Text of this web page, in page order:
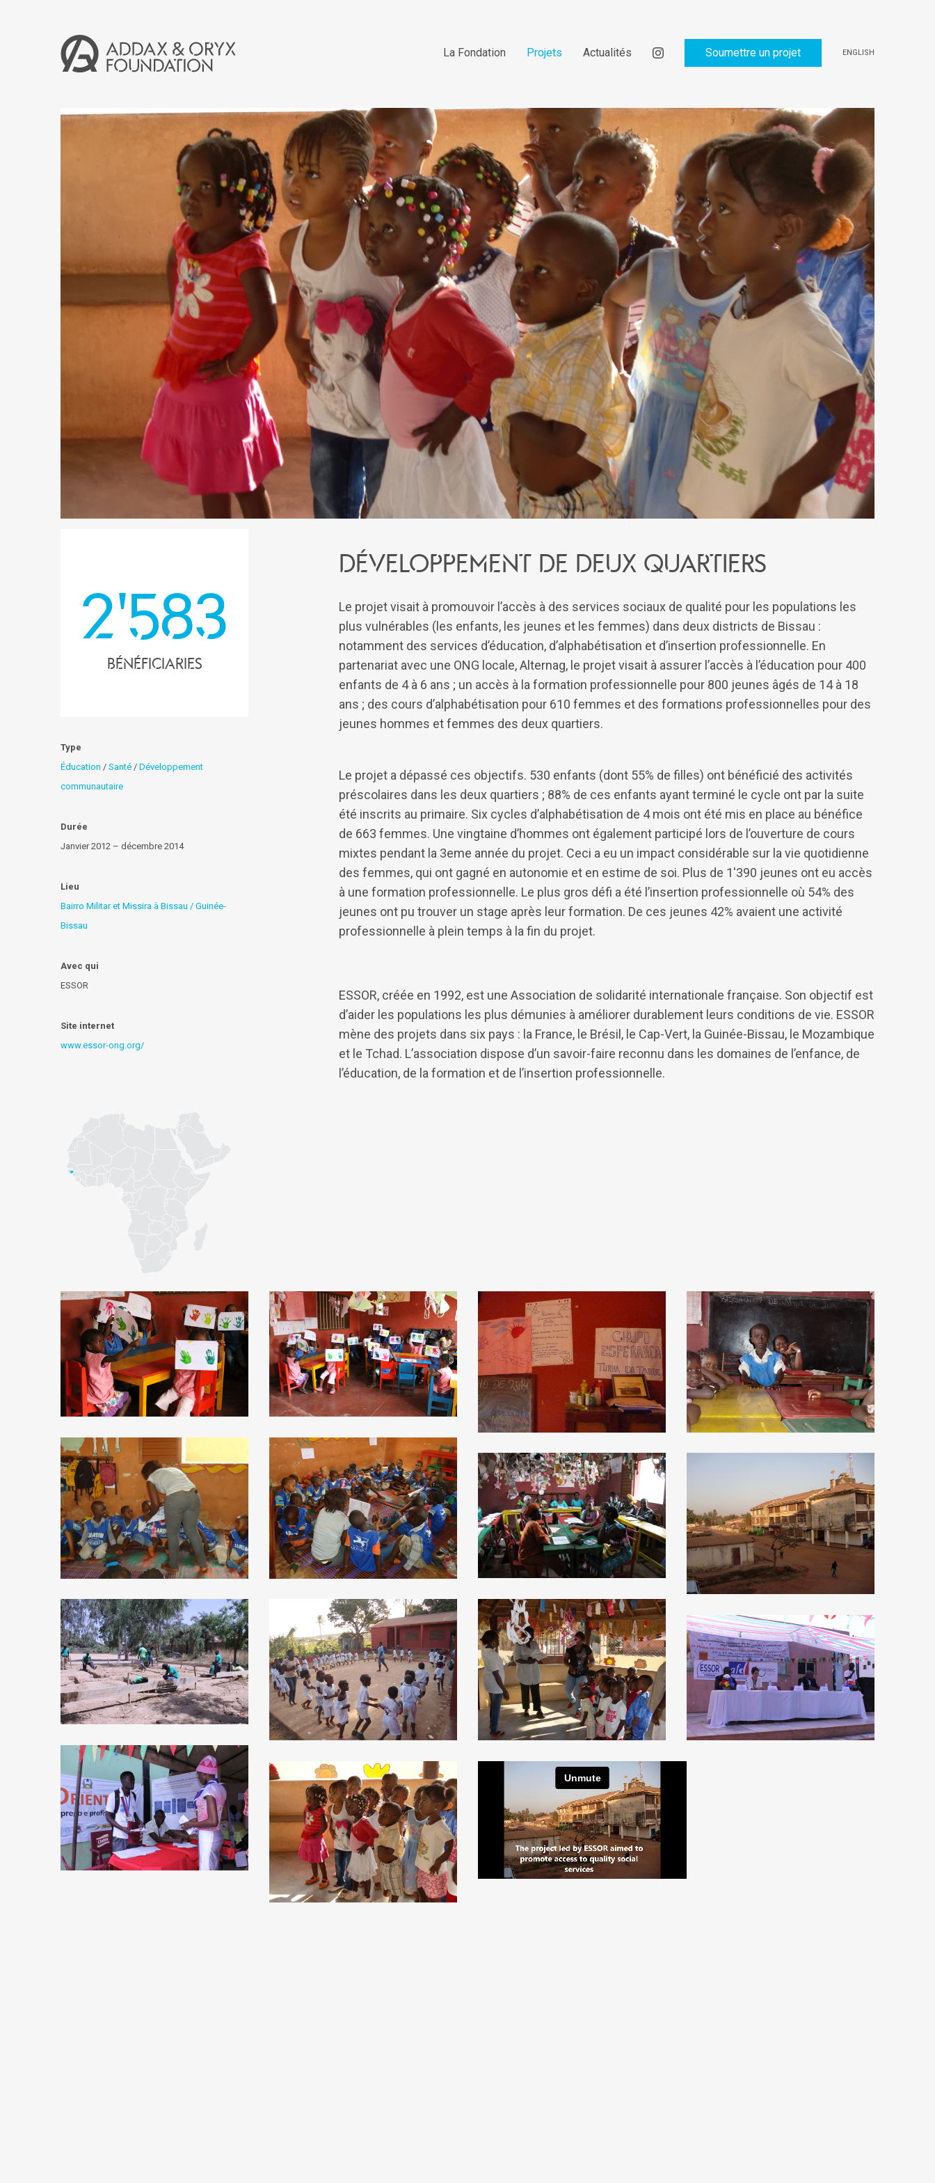
Développement de deux quartiers
Le projet visait à promouvoir l’accès à des services sociaux de qualité pour les populations les
plus vulnérables (les enfants, les jeunes et les femmes) dans deux districts de Bissau :
notamment des services d’éducation, d’alphabétisation et d’insertion professionnelle. En
partenariat avec une ONG locale, Alternag, le projet visait à assurer l’accès à l’éducation pour 400
enfants de 4 à 6 ans ; un accès à la formation professionnelle pour 800 jeunes âgés de 14 à 18
ans ; des cours d’alphabétisation pour 610 femmes et des formations professionnelles pour des
jeunes hommes et femmes des deux quartiers.
Le projet a dépassé ces objectifs. 530 enfants (dont 55% de filles) ont bénéficié des activités
préscolaires dans les deux quartiers ; 88% de ces enfants ayant terminé le cycle ont par la suite
été inscrits au primaire. Six cycles d’alphabétisation de 4 mois ont été mis en place au bénéfice
de 663 femmes. Une vingtaine d’hommes ont également participé lors de l’ouverture de cours
mixtes pendant la 3eme année du projet. Ceci a eu un impact considérable sur la vie quotidienne
des femmes, qui ont gagné en autonomie et en estime de soi. Plus de 1'390 jeunes ont eu accès
à une formation professionnelle. Le plus gros défi a été l’insertion professionnelle où 54% des
jeunes ont pu trouver un stage après leur formation. De ces jeunes 42% avaient une activité
professionnelle à plein temps à la fin du projet.
ESSOR, créée en 1992, est une Association de solidarité internationale française. Son objectif est
d’aider les populations les plus démunies à améliorer durablement leurs conditions de vie. ESSOR
mène des projets dans six pays : la France, le Brésil, le Cap-Vert, la Guinée-Bissau, le Mozambique
et le Tchad. L’association dispose d’un savoir-faire reconnu dans les domaines de l’enfance, de
l’éducation, de la formation et de l’insertion professionnelle.
2'583
bénéficiaries
Type
Éducation / Santé / Développement
communautaire
Durée
Janvier 2012 – décembre 2014
Lieu
Bairro Militar et Missira à Bissau / Guinée-
Bissau
Avec qui
ESSOR
Site internet
www.essor-ong.org/
La Fondation Projets Actualités Soumettre un projet ENGLISH